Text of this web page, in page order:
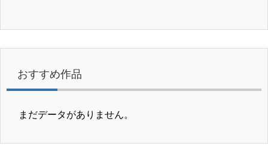
おすすめ作品
まだデータがありません。